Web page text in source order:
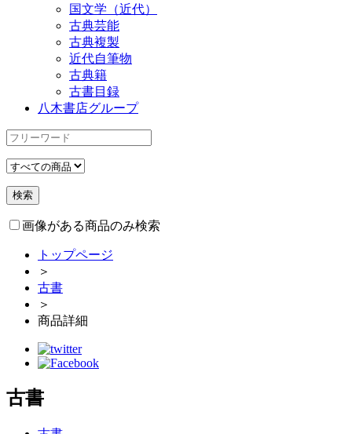
国文学（近代）
古典芸能
古典複製
近代自筆物
古典籍
古書目録
八木書店グループ
画像がある商品のみ検索
トップページ
＞
古書
＞
商品詳細
古書